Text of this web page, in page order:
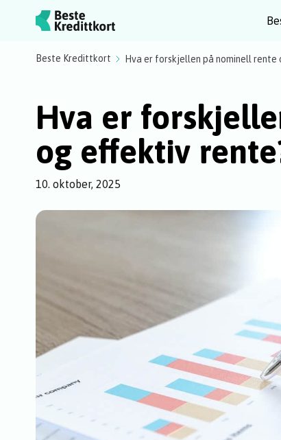
Beste Kredittkort Hva er forskjellen på nominell rente
Hva er
og effektiv
10. oktober, 2025